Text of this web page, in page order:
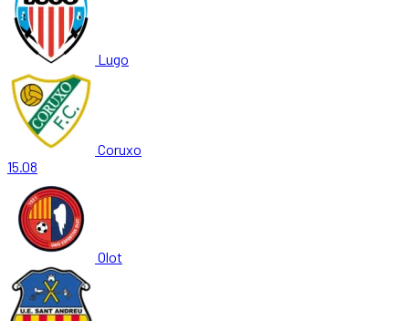
Lugo
Coruxo
15.08
Olot